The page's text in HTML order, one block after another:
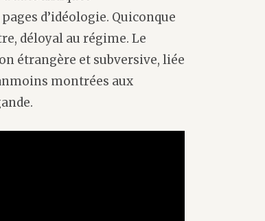
d’idéologie. Quiconque
déloyal au régime. Le
étrangère et subversive, liée
montrées aux